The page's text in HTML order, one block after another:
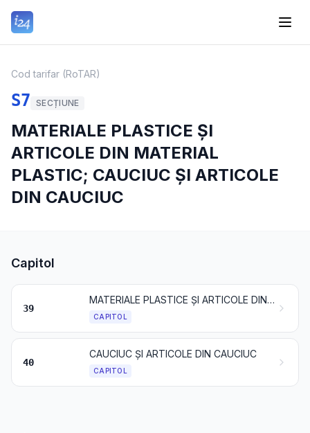
Cod tarifar (RoTAR)
S7 SECȚIUNE
MATERIALE PLASTICE ȘI
ARTICOLE DIN MATERIAL
PLASTIC; CAUCIUC ȘI ARTICOLE
DIN CAUCIUC
Capitol
39
MATERIALE PLASTICE ȘI ARTICOLE DIN MATERIAL PLASTIC
CAPITOL
40
CAUCIUC ȘI ARTICOLE DIN CAUCIUC
CAPITOL